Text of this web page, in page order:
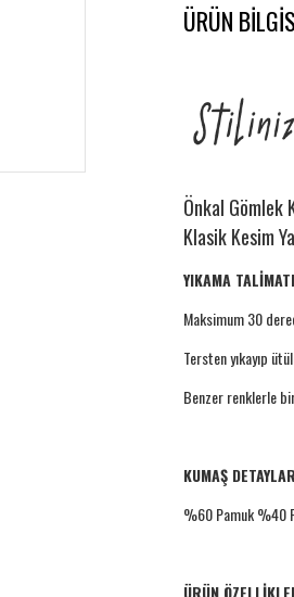
ÜRÜN
Önkal Gömlek
Klasik Kesim
YIKAMA TALİMATI
Maksimum 30
Tersten yıkayıp
Benzer renklerle
KUMAŞ
%60 Pamuk %40
ÜRÜN